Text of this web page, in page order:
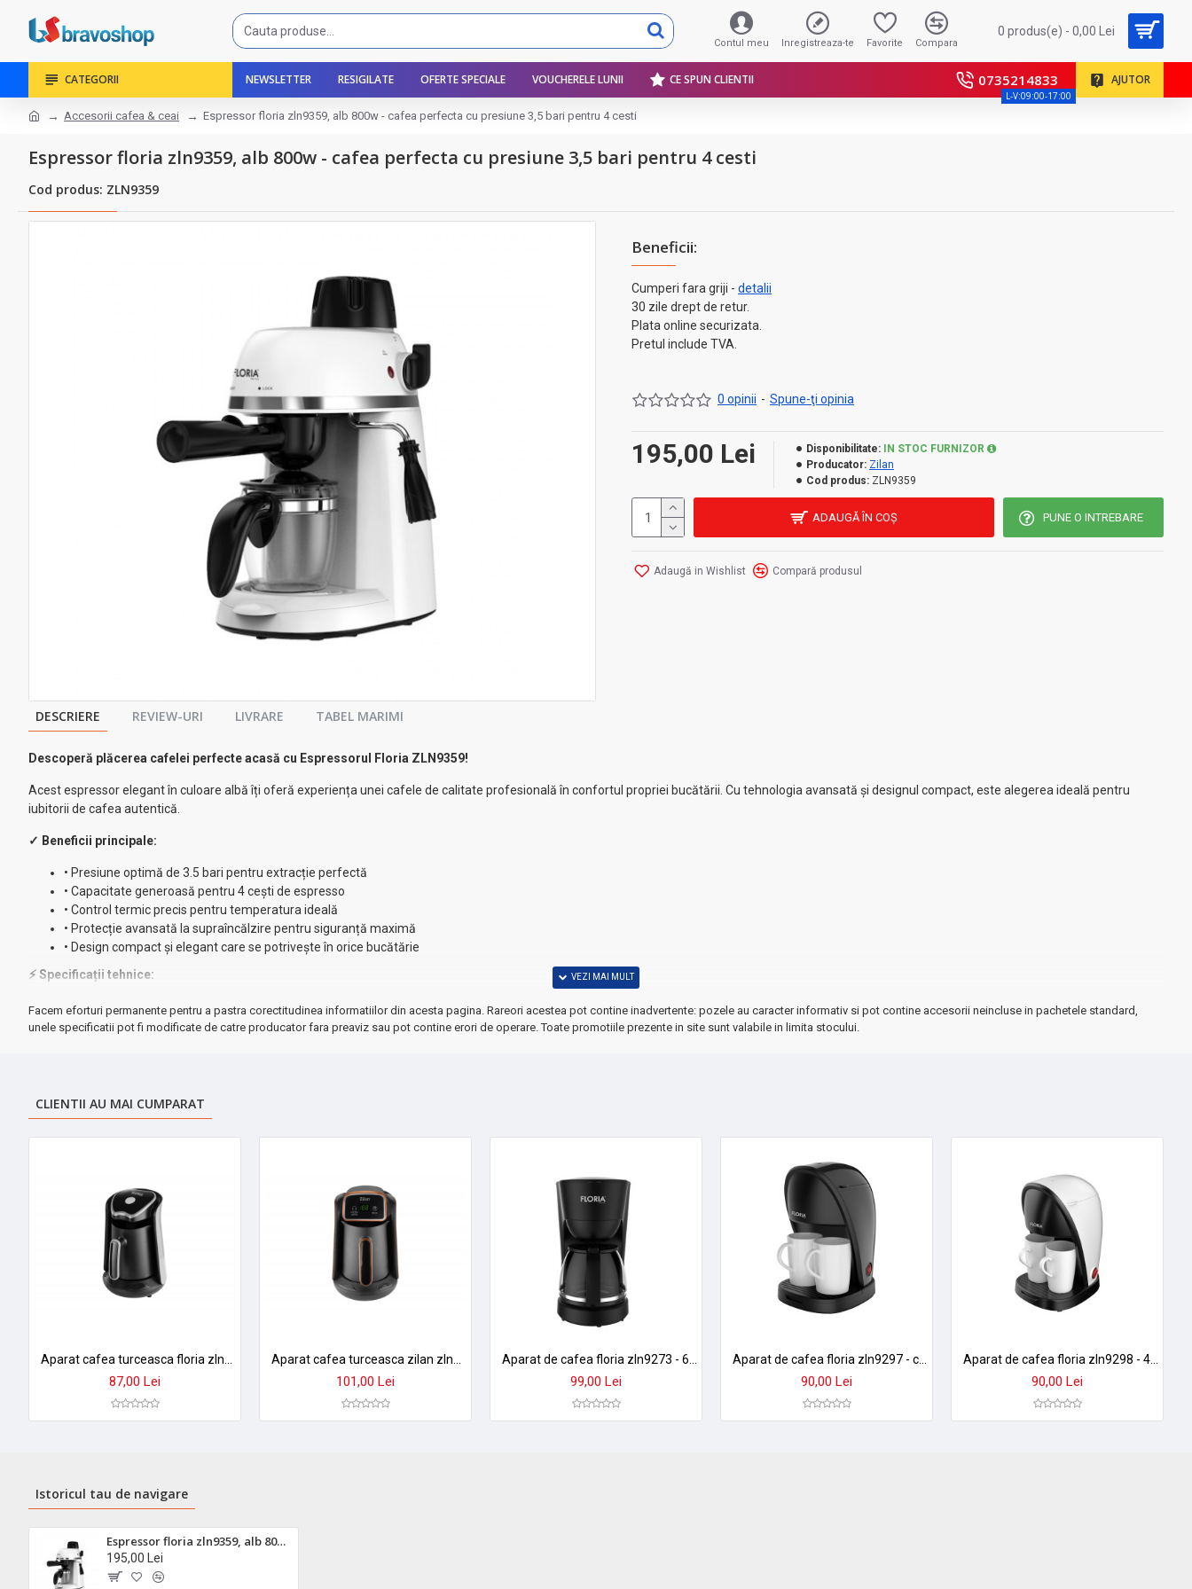
Contul meu Inregistreaza-te Favorite Compara
0 produs(e) - 0,00 Lei
CATEGORII NEWSLETTER RESIGILATE OFERTE SPECIALE VOUCHERELE LUNII CE SPUN CLIENTII 0735214833
L-V:09:00-17:00
AJUTOR
Accesorii cafea & ceai Espressor floria zln9359, alb 800w - cafea perfecta cu presiune 3,5 bari pentru 4 cesti
Espressor floria zln9359, alb 800w - cafea perfecta cu presiune 3,5 bari pentru 4 cesti
Cod produs: ZLN9359
Beneficii:
Cumperi fara griji - detalii
30 zile drept de retur.
Plata online securizata.
Pretul include TVA.
0 opinii - Spune-ţi opinia
195,00 Lei Disponibilitate:
IN STOC FURNIZOR
Producator: Zilan
Cod produs: ZLN9359
ADAUGĂ ÎN COŞ PUNE O INTREBARE
Adaugă in Wishlist Compară produsul
DESCRIERE REVIEW-URI LIVRARE TABEL MARIMI
Descoperă plăcerea cafelei perfecte acasă cu Espressorul Floria ZLN9359!
Acest espressor elegant în culoare albă îți oferă experiența unei cafele de calitate profesională în confortul propriei bucătării. Cu tehnologia avansată și designul compact, este alegerea ideală pentru
iubitorii de cafea autentică.
✓ Beneficii principale:
• Presiune optimă de 3.5 bari pentru extracție perfectă
• Capacitate generoasă pentru 4 cești de espresso
• Control termic precis pentru temperatura ideală
• Protecție avansată la supraîncălzire pentru siguranță maximă
• Design compact și elegant care se potrivește în orice bucătărie
⚡ Specificații tehnice:
✓ Putere: 800W pentru performanță optimă
✓ Presiune: 3,5 bari pentru cremă perfectă
★ De ce să alegi Espressorul Floria ZLN9359?
Combinația perfectă între funcționalitate și design elegant. Sistemul de control termic îți garantează o cafea cu aromă și gust exceptional de fiecare dată, iar întreținerea simplă îl face ideal pentru uz
➤ Perfect pentru casa ta sau ca și cadou pentru pasionații de cafea!
Facem eforturi permanente pentru a pastra corectitudinea informatiilor din acesta pagina. Rareori acestea pot contine inadvertente: pozele au caracter informativ si pot contine accesorii neincluse in pachetele standard,
unele specificatii pot fi modificate de catre producator fara preaviz sau pot contine erori de operare. Toate promotiile prezente in site sunt valabile in limita stocului.
CLIENTII AU MAI CUMPARAT
Aparat cafea turceasca floria zln1122 - 500ml, 600w, extractie prin picurare, compatibil ceai
87,00 Lei
Aparat cafea turceasca zilan zln1139 - 600w, 600ml, display led, oprire automata
101,00 Lei
Aparat de cafea floria zln9273 - 600w, vas 1,2 l, oprire automata, functie anti-picurare
99,00 Lei
Aparat de cafea floria zln9297 - compact 450w cu filtru nailon, 2 cani incluse, design negru
90,00 Lei
Aparat de cafea floria zln9298 - 450w, filtru nailon, 2 cani incluse, design compact, alb
90,00 Lei
Istoricul tau de navigare
Espressor floria zln9359, alb 800w - cafea perfecta cu presiune 3,5 bari pentru 4 cesti
195,00 Lei